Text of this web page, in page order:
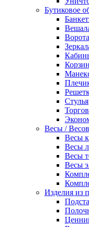
Бутиковое
Стулья
Весы /
Весы
Весы
Весы
Весы
Изделия из